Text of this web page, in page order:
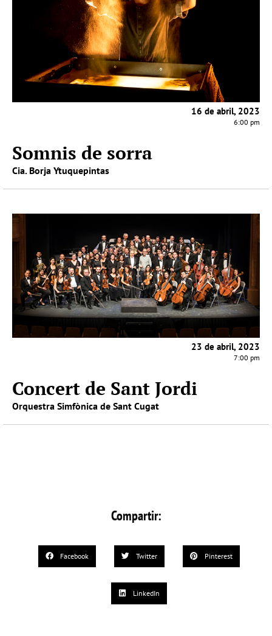
16 de abril, 2023
6:00 pm
Somnis de sorra
Cia. Borja Ytuquepintas
23 de abril, 2023
7:00 pm
Concert de Sant Jordi
Orquestra Simfònica de Sant Cugat
Compartir:
Facebook Twitter Pinterest
LinkedIn